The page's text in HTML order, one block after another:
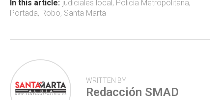
ok p
p
tir
In this article: judiciales local , Policía Metropolitana,
Portada, Robo, Santa Marta
WRITTEN BY
Redacción SMAD